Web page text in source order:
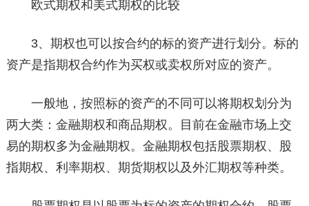
欧式期权和美式期权的比较
3、期权也可以按合约的标的资产进行划分。标的
资产是指期权合约作为买权或卖权所对应的资产。
一般地，按照标的资产的不同可以将期权划分为
两大类：金融期权和商品期权。目前在金融市场上交
易的期权多为金融期权。金融期权包括股票期权、股
指期权、利率期权、期货期权以及外汇期权等种类。